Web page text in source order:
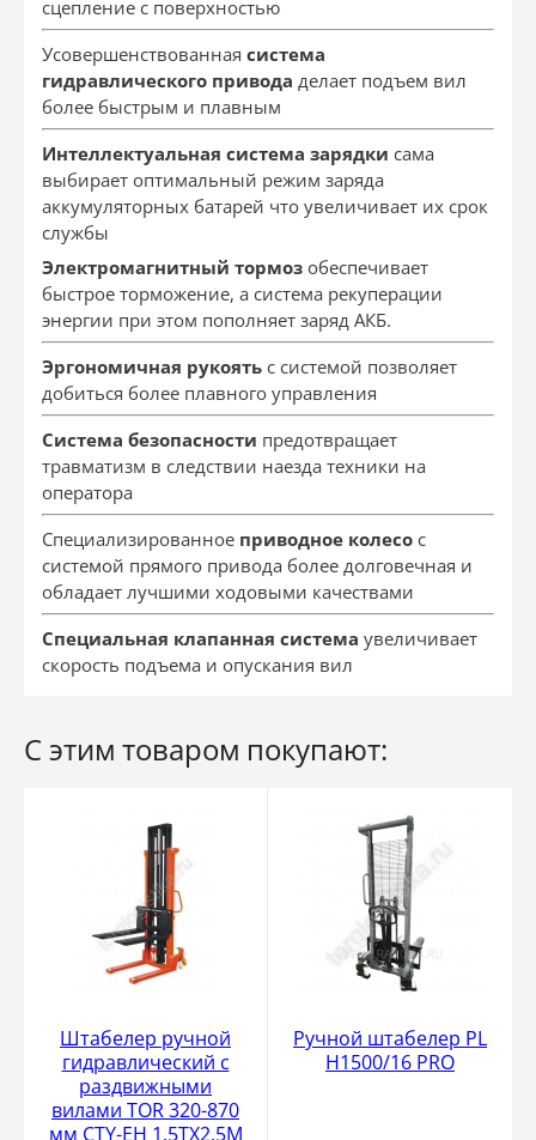
сцепление с поверхностью
Усовершенствованная система
гидравлического привода делает подъем вил
более быстрым и плавным
Интеллектуальная система зарядки сама
выбирает оптимальный режим заряда
аккумуляторных батарей что увеличивает их срок
службы
Электромагнитный тормоз обеспечивает
быстрое торможение, а система рекуперации
энергии при этом пополняет заряд АКБ.
Эргономичная рукоять с системой позволяет
добиться более плавного управления
Система безопасности предотвращает
травматизм в следствии наезда техники на
оператора
Специализированное приводное колесо с
системой прямого привода более долговечная и
обладает лучшими ходовыми качествами
Специальная клапанная система увеличивает
скорость подъема и опускания вил
С этим товаром покупают:
Штабелер ручной
гидравлический с
раздвижными
вилами TOR 320-870
мм CTY-EH 1.5TX2.5M
Ручной штабелер PL
H1500/16 PRO